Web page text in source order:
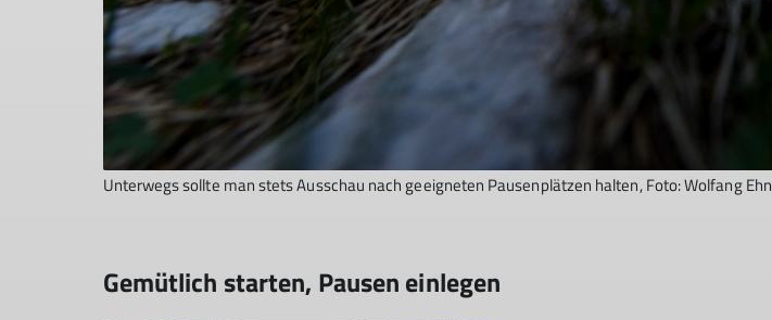
Unterwegs sollte man stets Ausschau nach geeigneten Pausenplätzen halten, Foto: Wolfang Ehn
Gemütlich starten, Pausen einlegen